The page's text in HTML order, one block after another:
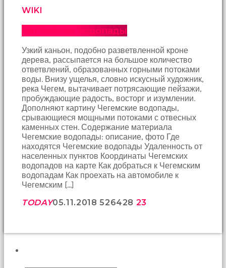
kadın
süreliğine
ortadan
kaybolduğunda
gezerek
aramaya
başladım
brazzers
gördüğümde
selfie
yakaladım
WIKI
Чегемские водопады
Узкий каньон, подобно разветвленной кроне
дерева, рассыпается на большое количество
ответвлений, образованных горными потоками
воды. Внизу ущелья, словно искусный художник,
река Чегем, вытачивает потрясающие пейзажи,
пробуждающие радость, восторг и изумлении.
Дополняют картину Чегемские водопады,
срывающиеся мощными потоками с отвесных
каменных стен. Содержание материала
Чегемские водопады: описание, фото Где
находятся Чегемские водопады Удаленность от
населенных пунктов Координаты Чегемских
водопадов на карте Как добраться к Чегемским
водопадам Как проехать на автомобиле к
Чегемским […]
TODAY05.11.2018 526428 23